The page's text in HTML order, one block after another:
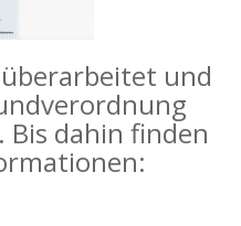
und
Bis dahin finden